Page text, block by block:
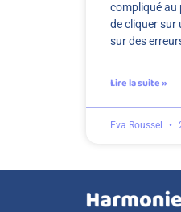
compliqué au
de cliquer sur
sur des
Lire la suite »
Eva Roussel